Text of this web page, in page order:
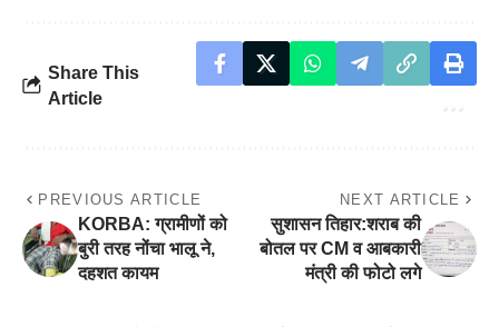
Share This
Article
PREVIOUS ARTICLE
KORBA: ग्रामीणों को
बुरी तरह नोंचा भालू ने,
दहशत कायम
NEXT ARTICLE
सुशासन तिहार:शराब की
बोतल पर CM व आबकारी
मंत्री की फोटो लगे